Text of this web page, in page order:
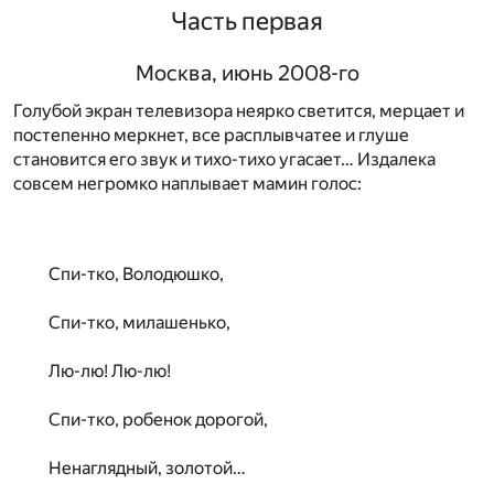
Часть первая
Москва, июнь 2008-го
Голубой экран телевизора неярко светится, мерцает и
постепенно меркнет, все расплывчатее и глуше
становится его звук и тихо-тихо угасает… Издалека
совсем негромко наплывает мамин голос:
Спи-тко, Володюшко,
Спи-тко, милашенько,
Лю-лю! Лю-лю!
Спи-тко, робенок дорогой,
Ненаглядный, золотой…